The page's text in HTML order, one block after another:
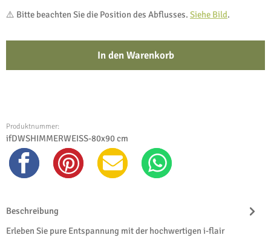
⚠️ Bitte beachten Sie die Position des Abflusses. Siehe Bild.
In den Warenkorb
Produktnummer:
ifDWSHIMMERWEISS-80x90 cm
Beschreibung
Erleben Sie pure Entspannung mit der hochwertigen i-flair